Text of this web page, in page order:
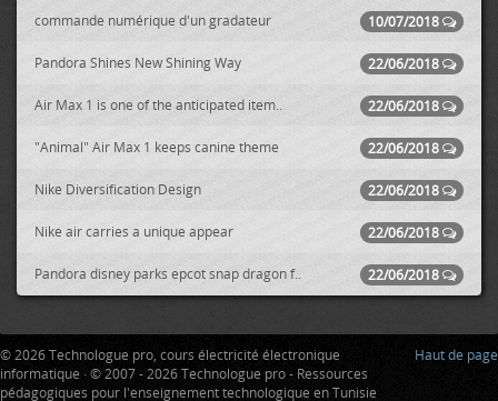
10/07/2018
commande numérique d'un gradateur
22/06/2018
Pandora Shines New Shining Way
22/06/2018
Air Max 1 is one of the anticipated item..
22/06/2018
"Animal" Air Max 1 keeps canine theme
22/06/2018
Nike Diversification Design
22/06/2018
Nike air carries a unique appear
22/06/2018
Pandora disney parks epcot snap dragon f..
Haut de page
© 2026 Technologue pro, cours électricité électronique
informatique · © 2007 - 2026 Technologue pro - Ressources
pédagogiques pour l'enseignement technologique en Tunisie